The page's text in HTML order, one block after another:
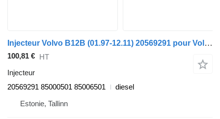
Injecteur Volvo B12B (01.97-12.11) 20569291 pour Volvo B6, B7, B9, B10, B12 bus (1978-2011)
100,81 € HT
Injecteur
20569291 85000501 85006501
diesel
Estonie, Tallinn